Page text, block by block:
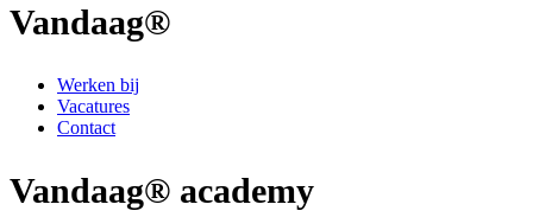
Vandaag®
Werken bij
Vacatures
Contact
Vandaag® academy